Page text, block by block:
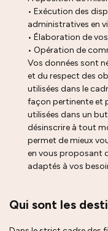
• Exécution des
administratives en
• Élaboration de
• Opération de
Vos données sont
et du respect des
utilisées dans le
façon pertinente et
utilisées dans un
désinscrire à tout
permet de mieux
en vous proposant
adaptés à vos
Qui sont les